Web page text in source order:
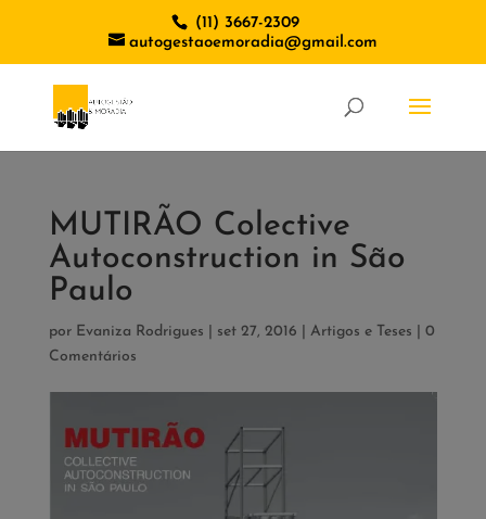
(11) 3667-2309
autogestaoemoradia@gmail.com
MUTIRÃO Colective
Autoconstruction in São
Paulo
por Evaniza Rodrigues set 27, 2016 Artigos e Teses
0
Comentários